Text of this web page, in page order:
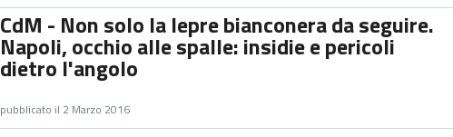
CdM - Non solo la lepre bianconera da seguire.
Napoli, occhio alle spalle: insidie e pericoli
dietro l'angolo
pubblicato il 2 Marzo 2016